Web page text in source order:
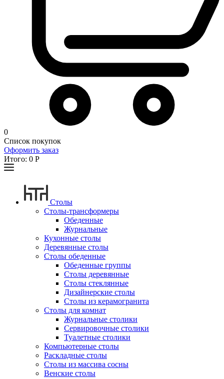
0
Список покупок
Оформить заказ
Итого: 0 Р
Столы
Столы-трансформеры
Обеденные
Журнальные
Кухонные столы
Деревянные столы
Столы обеденные
Обеденные группы
Столы деревянные
Столы стеклянные
Дизайнерские столы
Столы из керамогранита
Столы для комнат
Журнальные столики
Сервировочные столики
Туалетные столики
Компьютерные столы
Раскладные столы
Столы из массива сосны
Венские столы